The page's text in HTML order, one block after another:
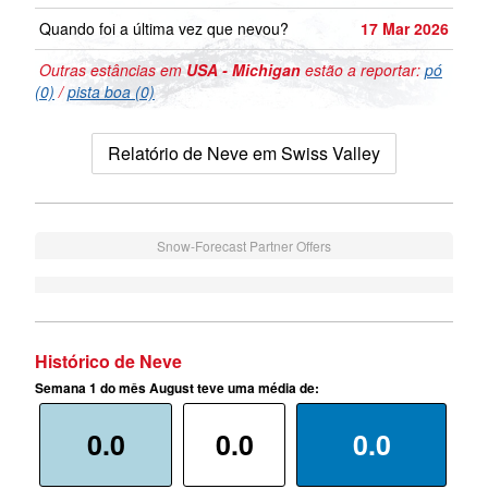
Quando foi a última vez que nevou?
17 Mar 2026
Outras estâncias emUSA - Michigan estão a reportar: pó
(0) /pista boa (0)
Relatório de Neve em Swiss Valley
Snow-Forecast Partner Offers
Histórico de Neve
Semana 1 do mês August teve uma média de:
0.0 0.0 0.0